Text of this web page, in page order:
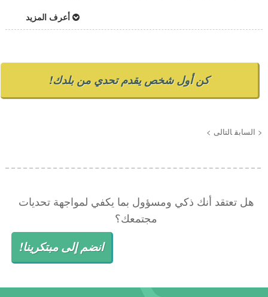
أعرف المزيد
كن أول شخص يقدم تحدي من بلدك!
< السابق التالى >
هل تعتقد أنك ذكي ومسؤول بما يكفي لمواجهة تحديات
مجتمعك؟
انضم إلى مبتكرينا!